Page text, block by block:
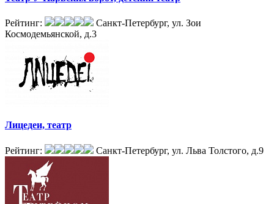
Рейтинг:
Санкт-Петербург, ул. Зои
Космодемьянской, д.3
Лицедеи, театр
Рейтинг: Санкт-Петербург, ул. Льва Толстого, д.9